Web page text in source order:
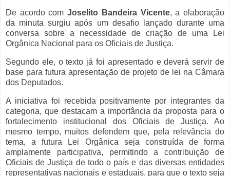
De acordo comJoselito Bandeira Vicente, a elaboração
da minuta surgiu após um desafio lançado durante uma
conversa sobre a necessidade de criação de uma Lei
Orgânica Nacional para os Oficiais de Justiça.
Segundo ele, o texto já foi apresentado e deverá servir de
base para futura apresentação de projeto de lei na Câmara
dos Deputados.
A iniciativa foi recebida positivamente por integrantes da
categoria, que destacam a importância da proposta para o
fortalecimento institucional dos Oficiais de Justiça. Ao
mesmo tempo, muitos defendem que, pela relevância do
tema, a futura Lei Orgânica seja construída de forma
amplamente participativa, permitindo a contribuição de
Oficiais de Justiça de todo o país e das diversas entidades
representativas nacionais e estaduais, para que o texto seja